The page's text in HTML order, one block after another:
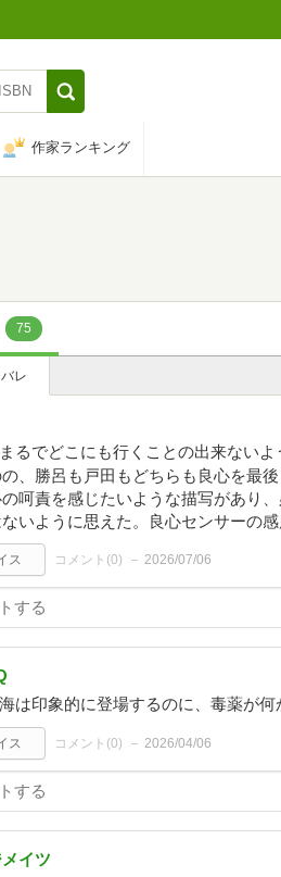
作家ランキング
75
レ
まるでどこにも行くことの出来ない
、勝呂も戸田もどちらも良心を最
呵責を感じたいような描写があり
いように思えた。良心センサーの
ス コメント(0) 2026/07/06
海は印象的に登場するのに、毒薬が
ス コメント(0) 2026/04/06
イツ